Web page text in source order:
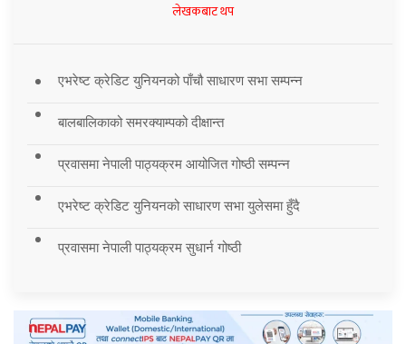
लेखकबाट थप
एभरेष्ट क्रेडिट युनियनको पाँचौ साधारण सभा सम्पन्न
बालबालिकाको समरक्याम्पको दीक्षान्त
प्रवासमा नेपाली पाठ्यक्रम आयोजित गोष्ठी सम्पन्न
एभरेष्ट क्रेडिट युनियनको साधारण सभा युलेसमा हुँदै
प्रवासमा नेपाली पाठ्यक्रम सुधार्न गोष्ठी